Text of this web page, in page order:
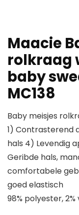
Maacie
rolkraag
baby
MC138
Baby meisjes
1) Contrasterend
hals 4) Levendig
Geribde hals,
comfortabele
goed elastisch
98% polyester, 2%